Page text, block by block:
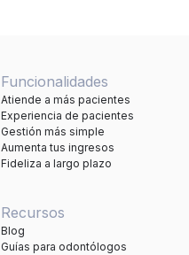
Funcionalidades
Atiende a más pacientes
Experiencia de pacientes
Gestión más simple
Aumenta tus ingresos
Fideliza a largo plazo
Recursos
Blog
Guías para odontólogos